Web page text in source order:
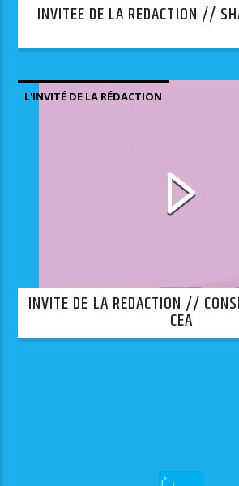
INVITEE DE LA REDACTION //
L'INVITÉ DE LA RÉDACTION
INVITE DE LA REDACTION //
CEA